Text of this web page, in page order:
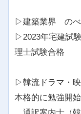
▷建築業界 の
▷2023年宅建試
理士試験合格
▷韓流ドラマ・
本格的に勉強開始